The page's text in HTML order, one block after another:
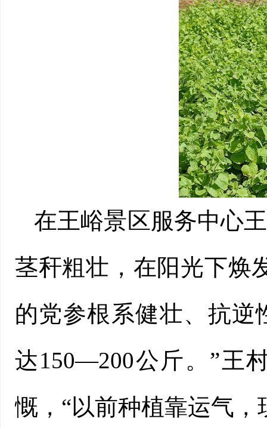
在王峪景区服务中心
茎秆粗壮，在阳光下焕
的党参根系健壮、抗逆
达150—200公斤。”王
慨，“以前种植靠运气